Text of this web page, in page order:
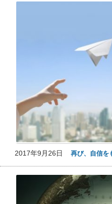
2017年9月26日 再び、自信を